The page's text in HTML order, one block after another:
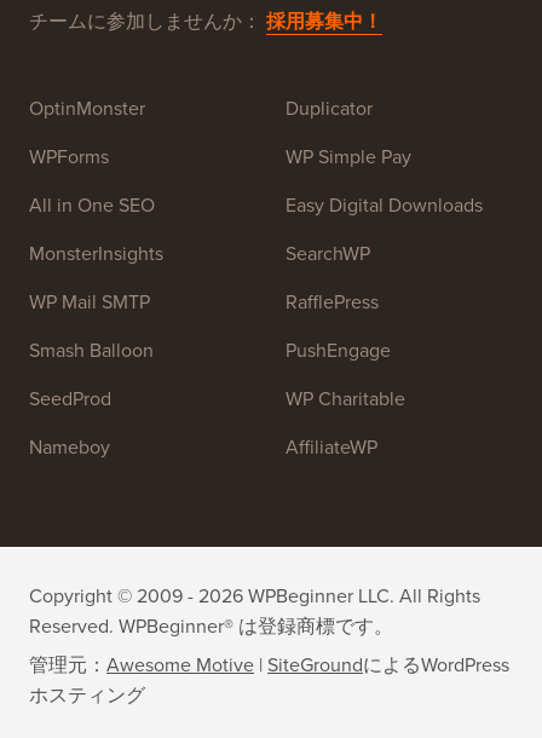
チームに参加しませんか： 採用募集中！
OptinMonster
WPForms
All in One SEO
MonsterInsights
WP Mail SMTP
Smash Balloon
SeedProd
Nameboy
Duplicator
WP Simple Pay
Easy Digital Downloads
SearchWP
RafflePress
PushEngage
WP Charitable
AffiliateWP
Copyright © 2009 - 2026 WPBeginner LLC. All Rights
Reserved. WPBeginner® は登録商標です。
管理元： Awesome Motive | SiteGroundによるWordPress
ホスティング